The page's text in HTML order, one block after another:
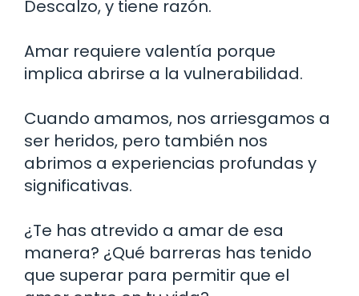
Descalzo, y tiene razón.
Amar requiere valentía porque
implica abrirse a la vulnerabilidad.
Cuando amamos, nos arriesgamos a
ser heridos, pero también nos
abrimos a experiencias profundas y
significativas.
¿Te has atrevido a amar de esa
manera? ¿Qué barreras has tenido
que superar para permitir que el